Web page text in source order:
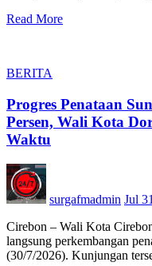
Read More
BERITA
Progres Penataan
Persen, Wali Kota
Waktu
surgafmadmin Jul
Cirebon – Wali Kota
langsung perkembangan
(30/7/2026). Kunjungan